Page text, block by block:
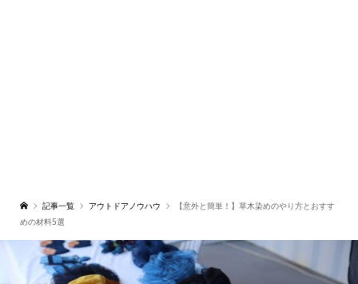
記事一覧 アウトドアノウハウ
【意外と簡単！】草木染めのやり方とおすす
めの材料5選